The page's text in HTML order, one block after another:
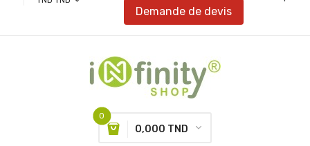
Demande de devis
0
0,000 TND